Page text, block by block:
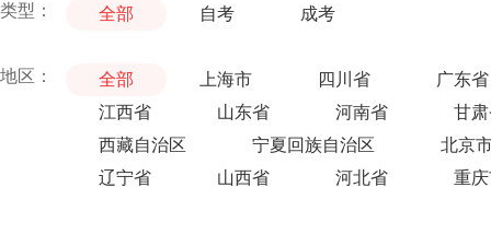
类型： 全部 自考 成考
地区： 全部 上海市 四川省
广东省
江西省
山东省 河南省
甘
西藏自治区
宁夏回族自治区
北京
辽宁省
山西省 河北省 重